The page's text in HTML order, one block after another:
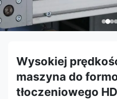
Wysokiej
maszyna do
tłoczeniowego